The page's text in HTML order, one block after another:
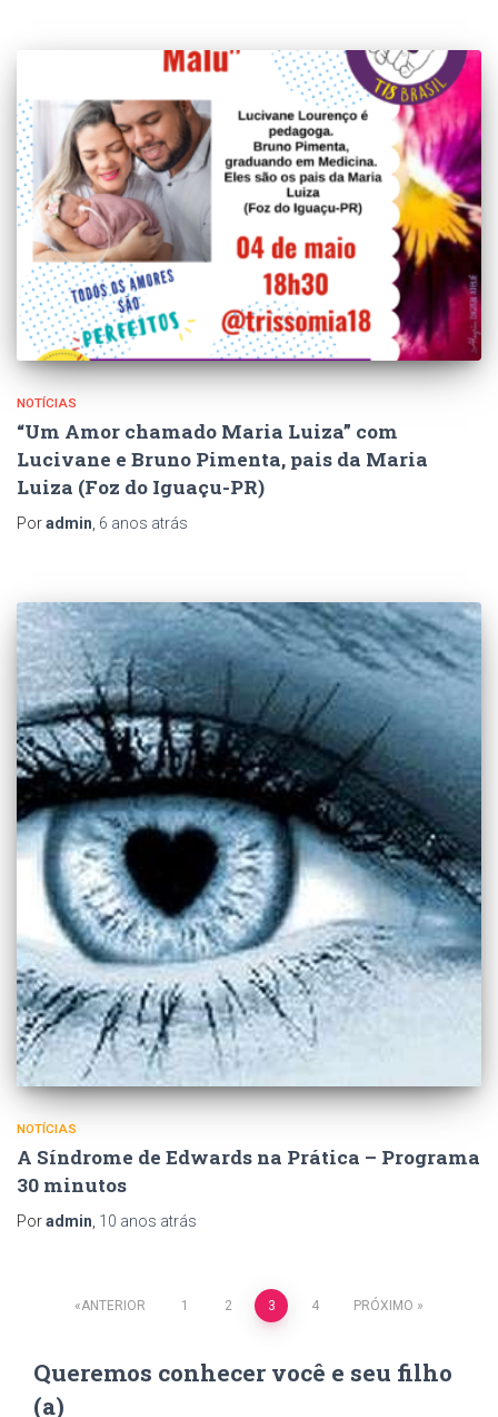
NOTÍCIAS
“Um Amor chamado Maria Luiza” com
Lucivane e Bruno Pimenta, pais da Maria
Luiza (Foz do Iguaçu-PR)
Poradmin 6 anos atrás
NOTÍCIAS
A Síndrome de Edwards na Prática – Programa
30 minutos
Poradmin 10 anos atrás
por
ANTERIOR 1 2 3 4 PRÓXIMO
Queremos conhecer você e seu filho
(a)